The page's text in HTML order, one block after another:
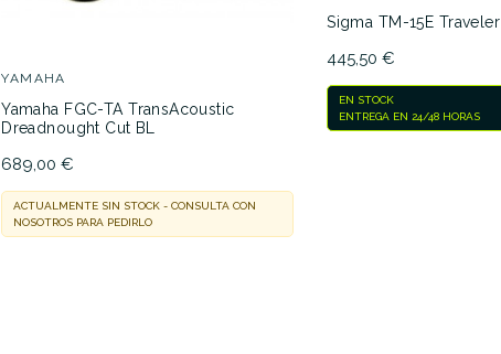
YAMAHA
Yamaha FGC-TA TransAcoustic
Dreadnought Cut BL
689,00 €
ACTUALMENTE SIN STOCK - CONSULTA CON
NOSOTROS PARA PEDIRLO
Sigma TM-15E Traveler
445,50 €
EN STOCK
ENTREGA EN 24/48 HORAS